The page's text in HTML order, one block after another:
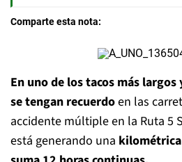
Comparte esta nota:
En uno de los tacos más
se tengan recuerdoen las
accidente múltiple en la Ruta 5
está generando una